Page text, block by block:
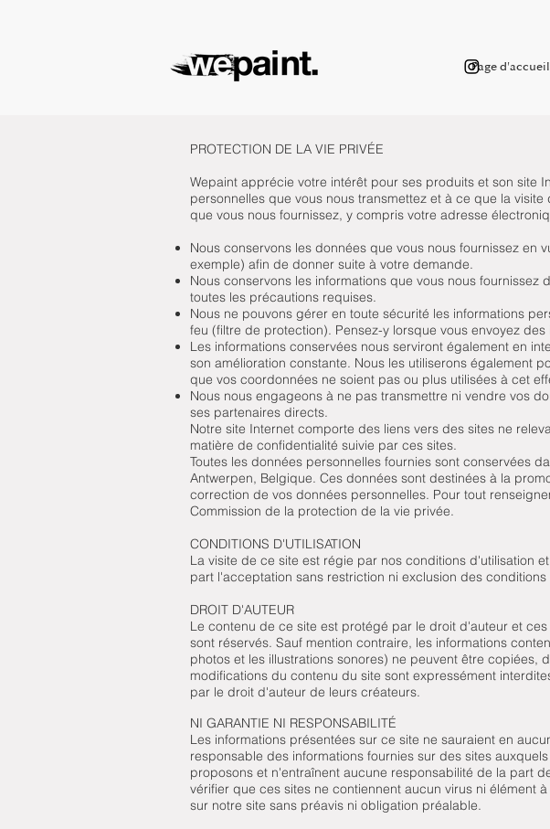
PROTECTION DE LA VIE PRIVÉE
Wepaint apprécie votre intérêt pour ses produits et son site
personnelles que vous nous transmettez et à ce que la
que vous nous fournissez, y compris votre adresse
Nous conservons les données que vous nous fournissez
exemple) afin de donner suite à votre demande.
Nous conservons les informations que vous nous
toutes les précautions requises.
Nous ne pouvons gérer en toute sécurité les informations
feu (filtre de protection). Pensez-y lorsque vous envoyez
Les informations conservées nous serviront également en
son amélioration constante. Nous les utiliserons également
que vos coordonnées ne soient pas ou plus utilisées à cet
Nous nous engageons à ne pas transmettre ni vendre vos
ses partenaires directs.
Notre site Internet comporte des liens vers des sites ne
matière de confidentialité suivie par ces sites.
Toutes les données personnelles fournies sont conservées
Antwerpen, Belgique. Ces données sont destinées à la
correction de vos données personnelles. Pour tout
Commission de la protection de la vie privée.
CONDITIONS D'UTILISATION
La visite de ce site est régie par nos conditions d'utilisation
part l'acceptation sans restriction ni exclusion des
DROIT D'AUTEUR
Le contenu de ce site est protégé par le droit d'auteur et
sont réservés. Sauf mention contraire, les informations
photos et les illustrations sonores) ne peuvent être
modifications du contenu du site sont expressément
par le droit d'auteur de leurs créateurs.
NI GARANTIE NI RESPONSABILITÉ
Les informations présentées sur ce site ne sauraient en
responsable des informations fournies sur des sites
proposons et n'entraînent aucune responsabilité de la part
vérifier que ces sites ne contiennent aucun virus ni élément
sur notre site sans préavis ni obligation préalable.
Page d'accueil